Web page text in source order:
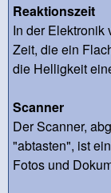
Reaktionszeit
In der Elektronik
Zeit, die ein
die Helligkeit
Scanner
Der Scanner,
"abtasten", ist
Fotos und